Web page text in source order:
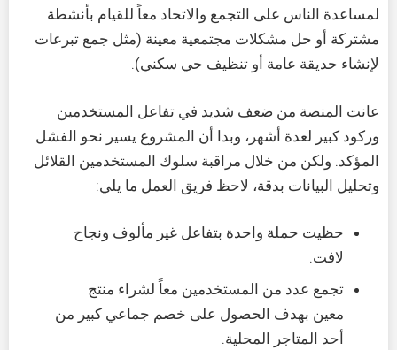
لمساعدة الناس على التجمع والاتحاد معاً للقيام بأنشطة
مشتركة أو حل مشكلات مجتمعية معينة (مثل جمع تبرعات
لإنشاء حديقة عامة أو تنظيف حي سكني).
عانت المنصة من ضعف شديد في تفاعل المستخدمين
وركود كبير لعدة أشهر، وبدا أن المشروع يسير نحو الفشل
المؤكد. ولكن من خلال مراقبة سلوك المستخدمين القلائل
وتحليل البيانات بدقة، لاحظ فريق العمل ما يلي:
حظيت حملة واحدة بتفاعل غير مألوف ونجاح
لافت.
تجمع عدد من المستخدمين معاً لشراء منتج
معين بهدف الحصول على خصم جماعي كبير من
أحد المتاجر المحلية.